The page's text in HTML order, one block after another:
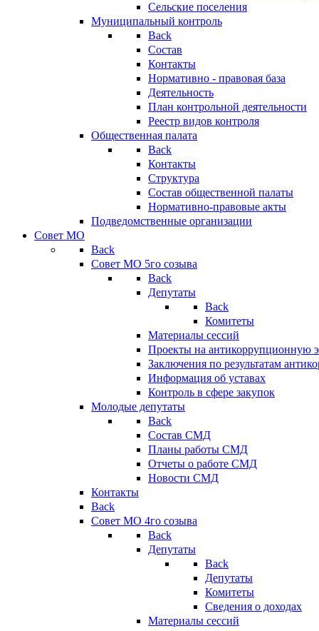
Сельские поселения
Муниципальный контроль
Back
Состав
Контакты
Нормативно - правовая база
Деятельность
План контрольной деятельности
Реестр видов контроля
Общественная палата
Back
Контакты
Структура
Состав общественной палаты
Нормативно-правовые акты
Подведомственные организации
Совет МО
Back
Совет МО 5го созыва
Back
Депутаты
Back
Комитеты
Материалы сессий
Проекты на антикоррупционную
Заключения по результатам
Информация об уставах
Контроль в сфере закупок
Молодые депутаты
Back
Состав СМД
Планы работы СМД
Отчеты о работе СМД
Новости СМД
Контакты
Back
Совет МО 4го созыва
Back
Депутаты
Back
Депутаты
Комитеты
Сведения о доходах
Материалы сессий